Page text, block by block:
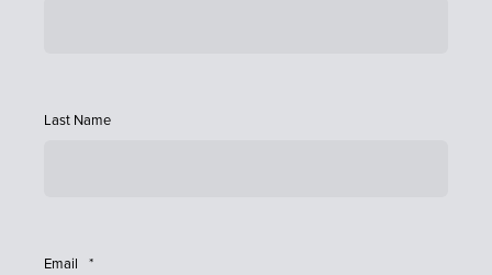
Last Name
Email *